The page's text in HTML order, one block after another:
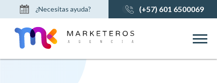
¿Necesitas ayuda?
Contáctanos
Soporte Técnico
Envía tu Hoja de Vida
(+57) 601 6500069